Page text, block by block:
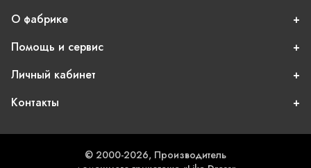
О фабрике
Помощь и сервис
Личный кабинет
Контакты
© 2000-2026, Производитель